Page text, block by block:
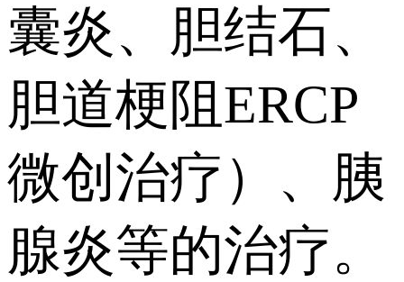
囊炎、胆结石、
胆道梗阻ERCP
微创治疗）、胰
腺炎等的治疗。